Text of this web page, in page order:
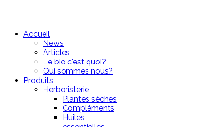
Accueil
News
Articles
Le bio c'est quoi?
Qui sommes nous?
Produits
Herboristerie
Plantes sèches
Compléments
Huiles